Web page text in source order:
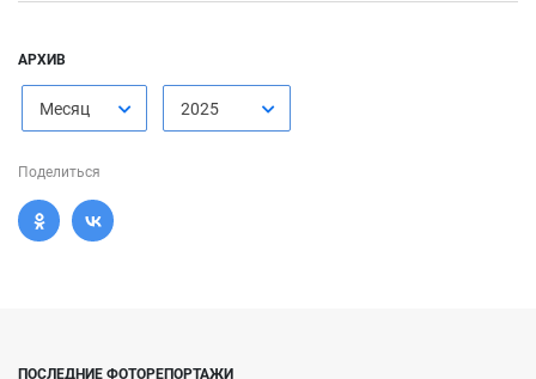
АРХИВ
Месяц 2025
Поделиться
ПОСЛЕДНИЕ ФОТОРЕПОРТАЖИ